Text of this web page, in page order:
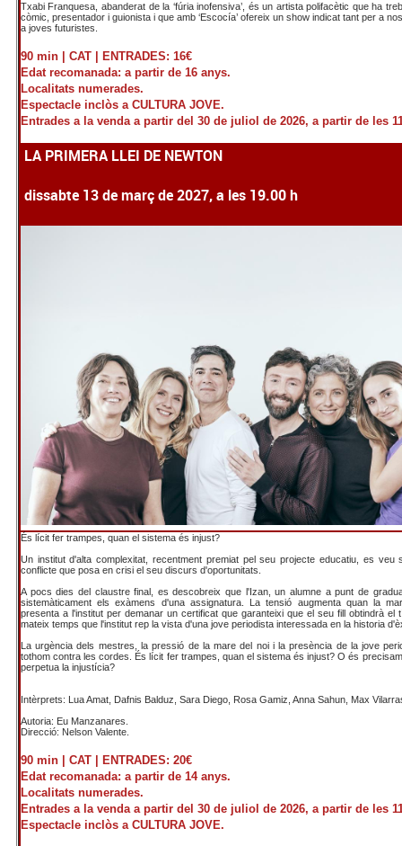
Txabi Franquesa, abanderat de la ‘fúria inofensiva’, és un artista polifacètic que ha
còmic, presentador i guionista i que amb ‘Escocía’ ofereix un show indicat tant per a
a joves futuristes.
90 min | CAT |
ENTRADES: 16€
Edat recomanada: a partir de 16 anys.
Localitats numerades.
Espectacle inclòs a CULTURA JOVE.
Entrades a la venda a partir del 30 de juliol de 2026, a partir de les
LA PRIMERA LLEI DE NEWTON
dissabte 13 de març de 2027, a les 19.00 h
És lícit fer trampes, quan el sistema és injust?
Un institut d'alta complexitat, recentment premiat pel seu projecte educatiu, es veu
conflicte que posa en crisi el seu discurs d'oportunitats.
A pocs dies del claustre final, es descobreix que l'Izan, un alumne a punt de
sistemàticament els exàmens d'una assignatura. La tensió augmenta quan la
presenta a l'institut per demanar un certificat que garanteixi que el seu fill obtindrà el
mateix temps que l'institut rep la vista d'una jove periodista interessada en la historia
La urgència dels mestres, la pressió de la mare del noi i la presència de la jove
tothom contra les cordes. És lícit fer trampes, quan el sistema és injust? O és
perpetua la injustícia?
Intèrprets: Lua Amat, Dafnis Balduz, Sara Diego, Rosa Gamiz, Anna Sahun, Max
Autoria: Eu Manzanares.
Direcció: Nelson Valente.
90 min | CAT |
ENTRADES: 20€
Edat recomanada: a partir de 14 anys.
Localitats numerades.
Entrades a la venda a partir del 30 de juliol de 2026, a partir de les
Espectacle inclòs a CULTURA JOVE.